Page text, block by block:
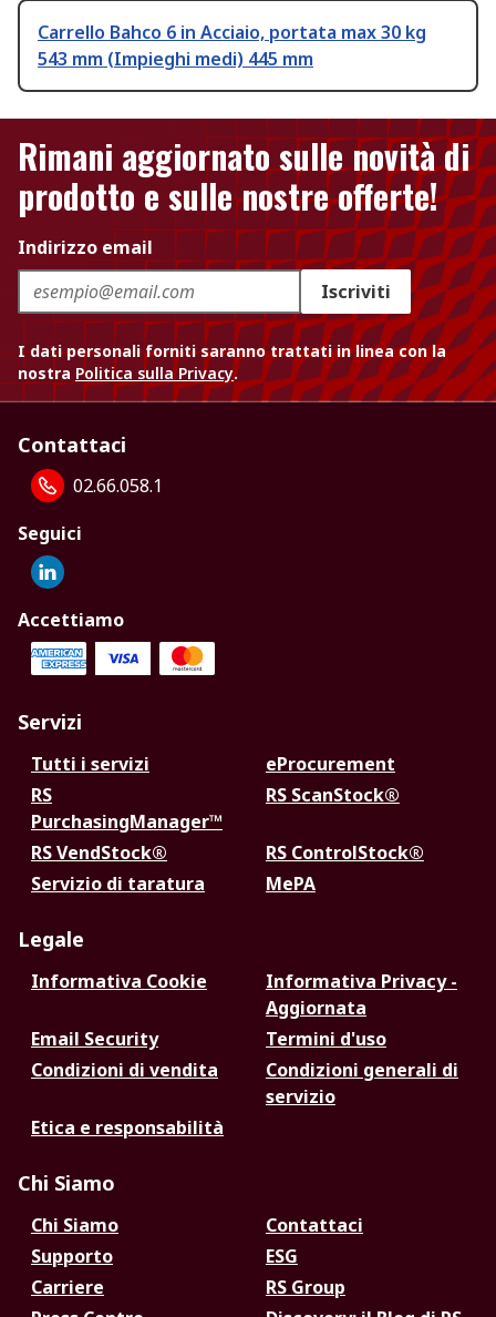
Carrello Bahco 6 in Acciaio, portata max 30 kg
543 mm (Impieghi medi) 445 mm
Rimani aggiornato sulle novità di
prodotto e sulle nostre offerte!
Indirizzo email
Iscriviti
I dati personali forniti saranno trattati in linea con la
nostra Politica sulla Privacy.
Contattaci
02.66.058.1
Seguici
Accettiamo
Servizi
Tutti i servizi
eProcurement
RS
PurchasingManager™
RS ScanStock®
RS VendStock®
RS ControlStock®
Servizio di taratura
MePA
Legale
Informativa Cookie
Informativa Privacy -
Aggiornata
Email Security
Termini d'uso
Condizioni di vendita
Condizioni generali di
servizio
Etica e responsabilità
Chi Siamo
Chi Siamo
Contattaci
Supporto
ESG
Carriere
RS Group